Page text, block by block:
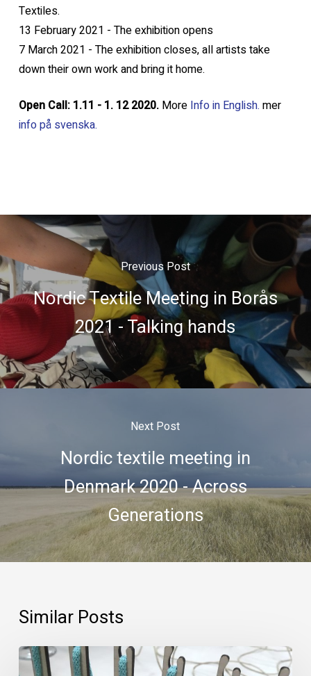
Textiles.
13 February 2021 - The exhibition opens
7 March 2021 - The exhibition closes, all artists take
down their own work and bring it home.
Open Call: 1.11 - 1. 12 2020.More Info in English. mer
info på svenska.
Previous Post
Nordic Textile Meeting in Borås
2021 - Talking hands
Next Post
Nordic textile meeting in
Denmark 2020 - Across
Generations
Similar Posts